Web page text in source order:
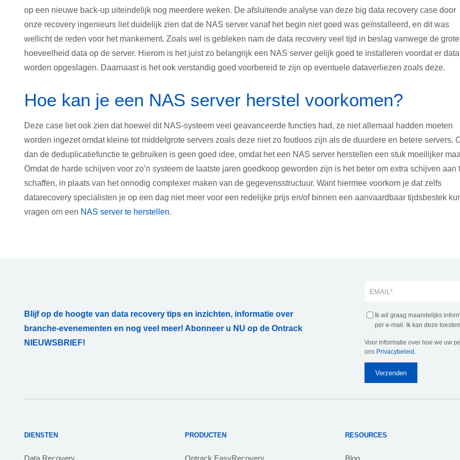
op een nieuwe back-up uiteindelijk nog meerdere weken. De afsluitende analyse van deze big data recovery case door
onze recovery ingenieurs liet duidelijk zien dat de NAS server vanaf het begin niet goed was geïnstalleerd, en dit was
wellicht de reden voor het mankement. Zoals wel is gebleken nam de data recovery veel tijd in beslag vanwege de grote
hoeveelheid data op de server. Hierom is het juist zo belangrijk een NAS server gelijk goed te installeren voordat er
worden opgeslagen. Daarnaast is het ook verstandig goed voorbereid te zijn op eventuele dataverliezen zoals deze.
Hoe kan je een NAS server herstel voorkomen?
Deze case liet ook zien dat hoewel dit NAS-systeem veel geavanceerde functies had, ze niet allemaal hadden moeten
worden ingezet omdat kleine tot middelgrote servers zoals deze niet zo foutloos zijn als de duurdere en betere servers.
dan de deduplicatiefunctie te gebruiken is geen goed idee, omdat het een NAS server herstellen een stuk moeilijker
Omdat de harde schijven voor zo’n systeem de laatste jaren goedkoop geworden zijn is het beter om extra schijven aan
schaffen, in plaats van het onnodig complexer maken van de gegevensstructuur. Want hiermee voorkom je dat zelfs
datarecovery specialisten je op een dag niet meer voor een redelijke prijs en/of binnen een aanvaardbaar tijdsbestek
vragen om een NAS server te herstellen.
Blijf op de hoogte van data recovery tips en inzichten, informatie over
branche-evenementen en nog veel meer! Abonneer u NU op de Ontrack
NIEUWSBRIEF!
Ik wil graag maandelijks
per e-mail. Ik kan deze
Voor informatie over hoe we uw
ons Privacybeleid .
DIENSTEN
Data Recovery
PRODUCTEN
Ontrack EasyRecovery
RESOURCES
Blog